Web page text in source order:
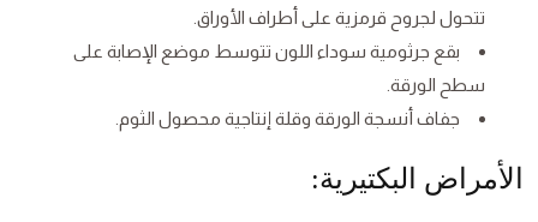
تتحول لجروح قرمزية على أطراف الأوراق.
بقع جرثومية سوداء اللون تتوسط موضع الإصابة على
سطح الورقة.
جفاف أنسجة الورقة وقلة إنتاجية محصول الثوم.
الأمراض البكتيرية: